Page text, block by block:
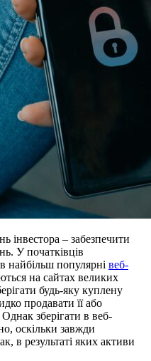
інвестора – забезпечити
У початківців
найбільш популярні веб-
на сайтах великих
будь-яку куплену
продавати її або
зберігати в веб-
оскільки завжди
в результаті яких активи